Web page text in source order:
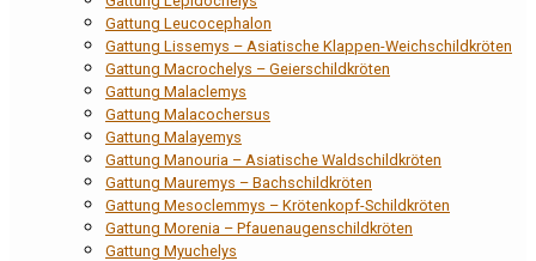
Gattung Leucocephalon
Gattung Lissemys – Asiatische Klappen-Weichschildkröten
Gattung Macrochelys – Geierschildkröten
Gattung Malaclemys
Gattung Malacochersus
Gattung Malayemys
Gattung Manouria – Asiatische Waldschildkröten
Gattung Mauremys – Bachschildkröten
Gattung Mesoclemmys – Krötenkopf-Schildkröten
Gattung Morenia – Pfauenaugenschildkröten
Gattung Myuchelys